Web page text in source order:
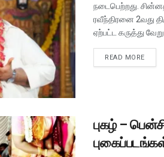
நடைபெற்றது.
ரவீந்திரனை 2வது
ஏற்பட்ட கருத்து
READ MORE
புகழ் –